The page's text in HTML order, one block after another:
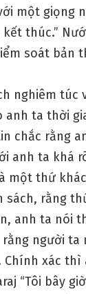
một giọng
thúc.”
soát bản
nghiêm túc
ta thời
chắc rằng
anh ta khá
thứ
rằng
anh ta nói
người
Chính xác
“Tôi bây